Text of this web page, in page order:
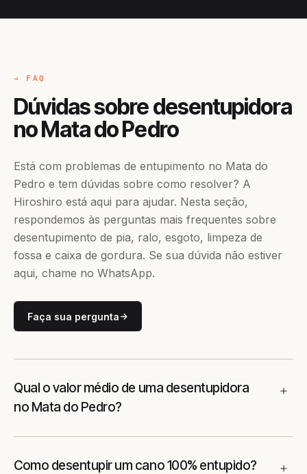
→ FAQ
Dúvidas sobre desentupidora
no Mata do Pedro
Está com problemas de entupimento no Mata do
Pedro e tem dúvidas sobre como resolver? A
Hiroshiro está aqui para ajudar. Nesta seção,
respondemos às perguntas mais frequentes sobre
desentupimento de pia, ralo, esgoto, limpeza de
fossa e caixa de gordura. Se sua dúvida não estiver
aqui, chame no WhatsApp.
Faça sua pergunta
Qual o valor médio de uma desentupidora
no Mata do Pedro?
Como desentupir um cano 100% entupido?